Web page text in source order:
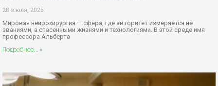
28 июля, 2026
Мировая нейрохирургия — сфера, где авторитет измеряется не
званиями, а спасенными жизнями и технологиями. В этой среде имя
профессора Альберта
Подробнее... »